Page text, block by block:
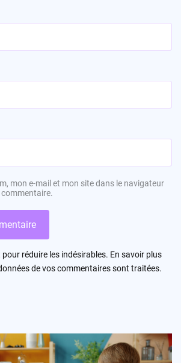
mon e-mail et mon site dans le navigateur
réduire les indésirables. En savoir plus
de vos commentaires sont traitées.